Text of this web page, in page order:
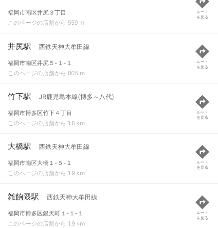
福岡市南区井尻３丁目
このページの店舗から 559 m
ルート
を見る
井尻駅 西鉄天神大牟田線
福岡市南区井尻５-１-１
このページの店舗から 805 m
ルート
を見る
竹下駅 JR鹿児島本線(博多～八代)
福岡市博多区竹下４丁目
このページの店舗から 1.8 km
ルート
を見る
大橋駅 西鉄天神大牟田線
福岡市南区大橋１-５-１
このページの店舗から 1.9 km
ルート
を見る
雑餉隈駅 西鉄天神大牟田線
福岡市博多区銀天町１-１-１
このページの店舗から 1.9 km
ルート
を見る